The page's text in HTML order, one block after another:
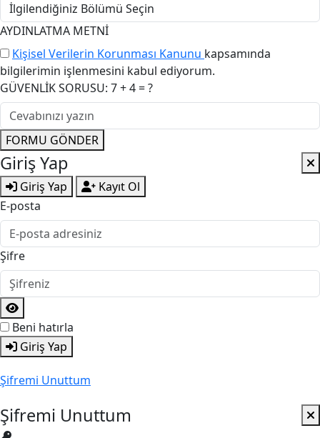
AYDINLATMA METNİ
Kişisel Verilerin Korunması Kanunu kapsamında
bilgilerimin işlenmesini kabul ediyorum.
GÜVENLİK SORUSU: 7 + 4 = ?
FORMU GÖNDER
Giriş Yap
Giriş Yap
Kayıt Ol
E-posta
Şifre
Beni hatırla
Giriş Yap
Şifremi Unuttum
Şifremi Unuttum